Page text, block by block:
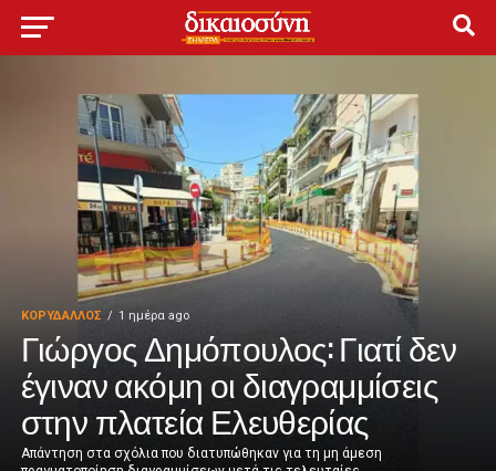
ΚΟΡΥΔΑΛΛΟΣ 1 ημέρα ago
Γιώργος Δημόπουλος: Γιατί δεν
έγιναν ακόμη οι διαγραμμίσεις
στην πλατεία Ελευθερίας
Απάντηση στα σχόλια που διατυπώθηκαν για τη μη άμεση